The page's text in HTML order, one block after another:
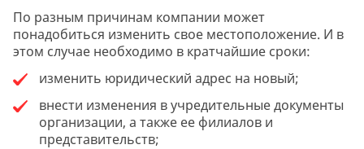
По разным причинам компании может
понадобиться изменить свое местоположение. И в
этом случае необходимо в кратчайшие сроки:
изменить юридический адрес на новый;
внести изменения в учредительные документы
организации, а также ее филиалов и
представительств;